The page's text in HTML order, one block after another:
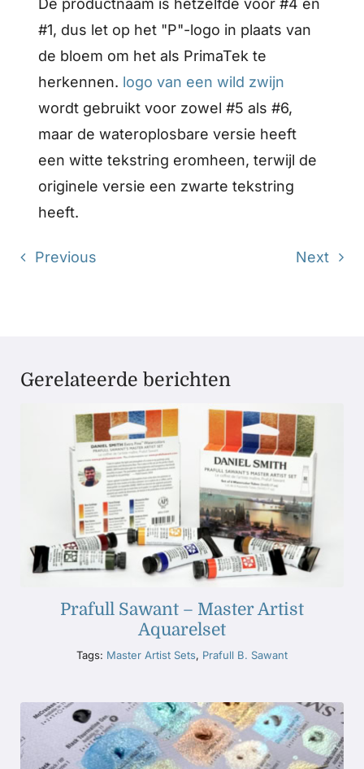
De productnaam is hetzelfde voor #4 en
#1, dus let op het "P"-logo in plaats van
de bloem om het als PrimaTek te
herkennen. logo van een wild zwijn
wordt gebruikt voor zowel #5 als #6,
maar de wateroplosbare versie heeft
een witte tekstring eromheen, terwijl de
originele versie een zwarte tekstring
heeft.
Previous Next
Gerelateerde berichten
Prafull Sawant – Master Artist
Aquarelset
Tags: Master Artist Sets, Prafull B. Sawant